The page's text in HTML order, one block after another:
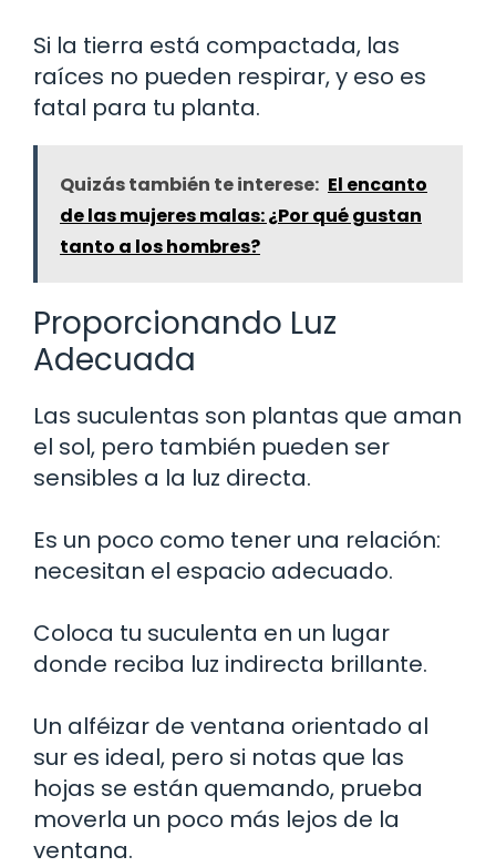
Si la tierra está compactada, las
raíces no pueden respirar, y eso es
fatal para tu planta.
Quizás también te interese: El encanto
de las mujeres malas: ¿Por qué gustan
tanto a los hombres?
Proporcionando Luz
Adecuada
Las suculentas son plantas que aman
el sol, pero también pueden ser
sensibles a la luz directa.
Es un poco como tener una relación:
necesitan el espacio adecuado.
Coloca tu suculenta en un lugar
donde reciba luz indirecta brillante.
Un alféizar de ventana orientado al
sur es ideal, pero si notas que las
hojas se están quemando, prueba
moverla un poco más lejos de la
ventana.